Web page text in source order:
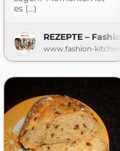
es (...)
REZEPTE –
www.fashion-